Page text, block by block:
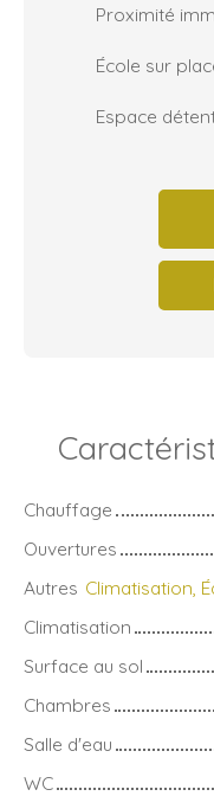
Chauffage
Ouvertures
Autres
Climatisation
Surface au sol
Chambres
Salle d'eau
WC